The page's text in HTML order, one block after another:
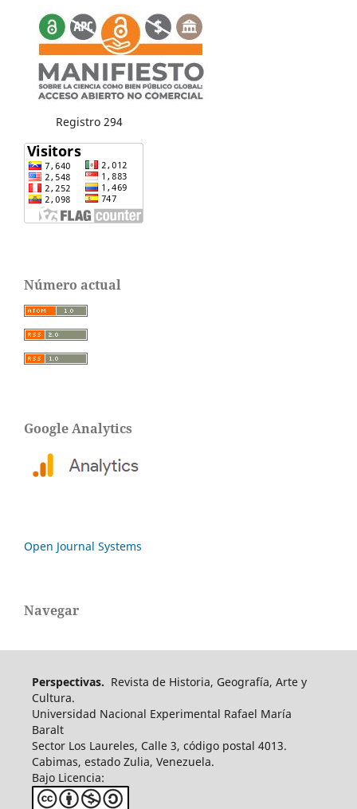
Registro 294
Número actual
Google Analytics
Open Journal Systems
Navegar
Perspectivas. Revista de Historia, Geografía, Arte y
Cultura.
Universidad Nacional Experimental Rafael María
Baralt
Sector Los Laureles, Calle 3, código postal 4013.
Cabimas, estado Zulia, Venezuela.
Bajo Licencia: